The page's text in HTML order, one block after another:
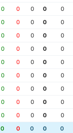
0 0 0 0
0
0 0 0 0
0
0 0 0 0
0
0 0 0 0
0
0 0 0 0
0
0 0 0 0
0
0 0 0 0
0
0 0 0 0
0
0 0 0 0
0
0 0 0 0
0